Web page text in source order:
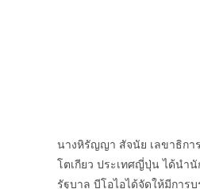
นางหิรัญญา สัจนัย เลขาธิกา
โตเกียว ประเทศญี่ปุ่น ได้นำ
รัฐบาล บีโอไอได้จัดให้มีการ